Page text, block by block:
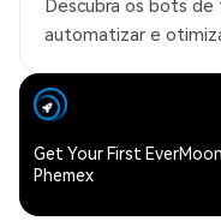
Descubra os bots de
automatizar e
Get Your First
Phemex